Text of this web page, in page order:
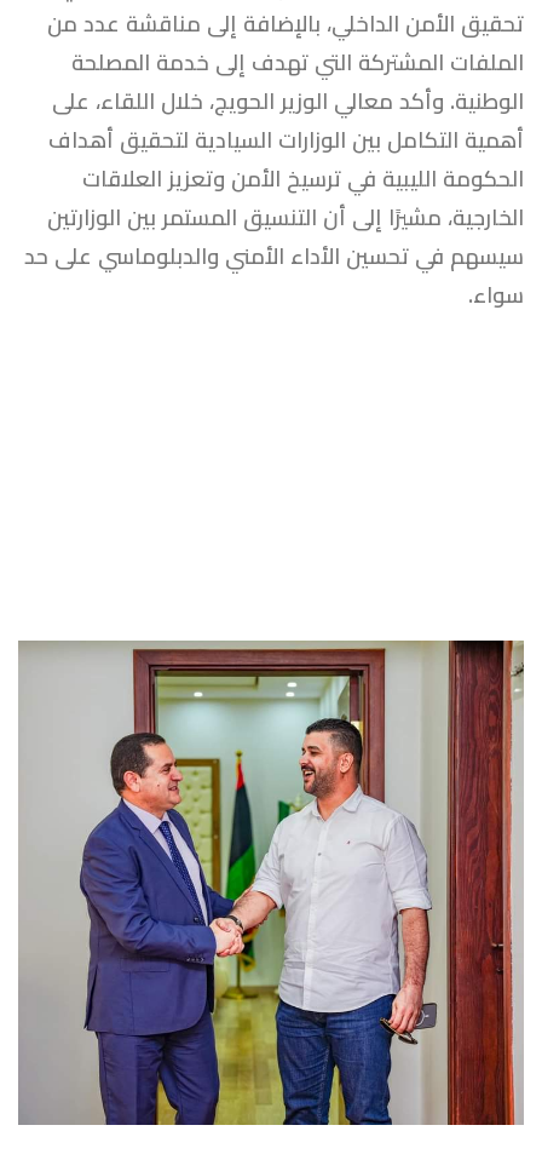
تحقيق الأمن الداخلي، بالإضافة إلى مناقشة عدد من
الملفات المشتركة التي تهدف إلى خدمة المصلحة
الوطنية. وأكد معالي الوزير الحويج، خلال اللقاء، على
أهمية التكامل بين الوزارات السيادية لتحقيق أهداف
الحكومة الليبية في ترسيخ الأمن وتعزيز العلاقات
الخارجية، مشيرًا إلى أن التنسيق المستمر بين الوزارتين
سيسهم في تحسين الأداء الأمني والدبلوماسي على حد
سواء.